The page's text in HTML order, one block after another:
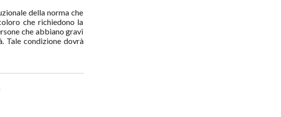
della norma che
che richiedono la
che abbiano gravi
Tale condizione dovrà